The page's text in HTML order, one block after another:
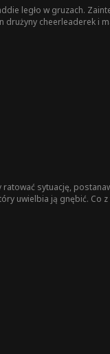
legło w gruzach.
cheerleaderek i
sytuację,
uwielbia ją gnębić. Co